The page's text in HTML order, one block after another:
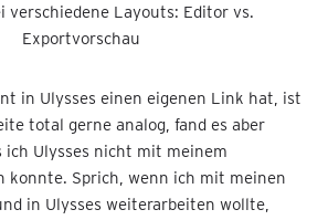
verschiedene Layouts: Editor vs.
Exportvorschau
in Ulysses einen eigenen Link hat, ist
total gerne analog, fand es aber
ich Ulysses nicht mit meinem
konnte. Sprich, wenn ich mit meinen
in Ulysses weiterarbeiten wollte,